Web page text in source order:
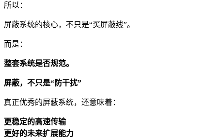
所以：
屏蔽系统的核心，不只是“买屏蔽线”。
而是：
整套系统是否规范。
屏蔽，不只是“防干扰”
真正优秀的屏蔽系统，还意味着：
更稳定的高速传输
更好的未来扩展能力